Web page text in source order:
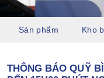
Sản phẩm Kho
THÔNG BÁO QUỸ